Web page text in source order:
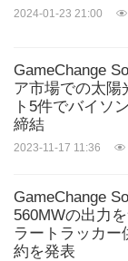
2024-01-23 21:00
GameChange
ア市場での太陽
ト5件でバイソ
締結
2023-11-17 11:36
GameChange
560MWの出力
ラートラッカー
約を発表